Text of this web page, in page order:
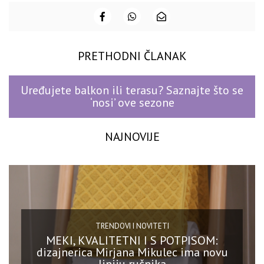
PRETHODNI ČLANAK
Uređujete balkon ili terasu? Saznajte što se
‘nosi’ ove sezone
NAJNOVIJE
TRENDOVI I NOVITETI
MEKI, KVALITETNI I S POTPISOM:
dizajnerica Mirjana Mikulec ima novu